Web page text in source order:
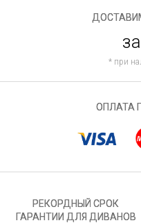
* при
ОПЛАТА
РЕКОРДНЫЙ СРОК
ГАРАНТИИ ДЛЯ ДИВАНОВ